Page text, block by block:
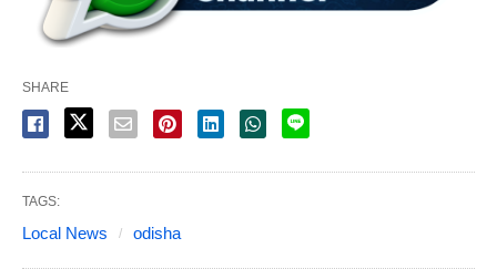
SHARE
TAGS:
Local News odisha